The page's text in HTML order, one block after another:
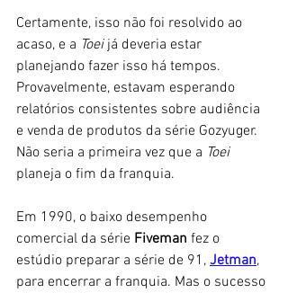
Certamente, isso não foi resolvido ao
acaso, e a Toei já deveria estar
planejando fazer isso há tempos.
Provavelmente, estavam esperando
relatórios consistentes sobre audiência
e venda de produtos da série Gozyuger.
Não seria a primeira vez que a Toei
planeja o fim da franquia.
Em 1990, o baixo desempenho
comercial da série Fiveman fez o
estúdio preparar a série de 91, Jetman,
para encerrar a franquia. Mas o sucesso